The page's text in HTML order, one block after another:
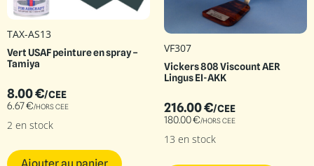
TAX-AS13
Vert USAF peinture en spray –
Tamiya
8.00€/CEE
6.67€/HORS CEE
2 en stock
VF307
Vickers 808 Viscount AER
Lingus EI-AKK
216.00€/CEE
180.00€/HORS CEE
13 en stock